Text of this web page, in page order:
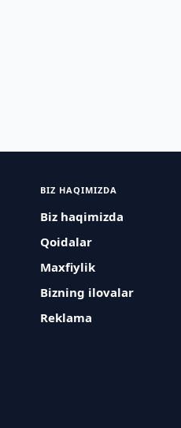
BIZ HAQIMIZDA
Biz haqimizda
Qoidalar
Maxfiylik
Bizning ilovalar
Reklama